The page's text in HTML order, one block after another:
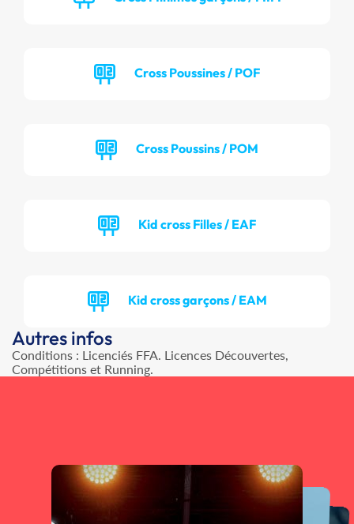
Cross Poussines / POF
Cross Poussins / POM
Kid cross Filles / EAF
Kid cross garçons / EAM
Autres infos
Conditions : Licenciés FFA. Licences Découvertes,
Compétitions et Running.